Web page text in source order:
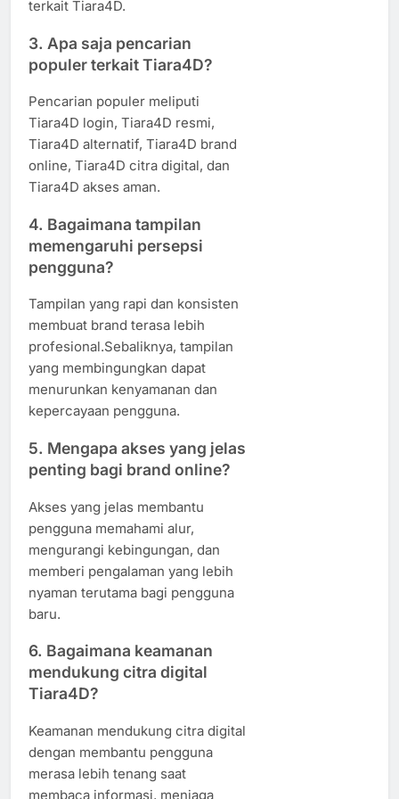
terkait Tiara4D.
3. Apa saja pencarian
populer terkait Tiara4D?
Pencarian populer meliputi
Tiara4D login, Tiara4D resmi,
Tiara4D alternatif, Tiara4D brand
online, Tiara4D citra digital, dan
Tiara4D akses aman.
4. Bagaimana tampilan
memengaruhi persepsi
pengguna?
Tampilan yang rapi dan konsisten
membuat brand terasa lebih
profesional.Sebaliknya, tampilan
yang membingungkan dapat
menurunkan kenyamanan dan
kepercayaan pengguna.
5. Mengapa akses yang jelas
penting bagi brand online?
Akses yang jelas membantu
pengguna memahami alur,
mengurangi kebingungan, dan
memberi pengalaman yang lebih
nyaman terutama bagi pengguna
baru.
6. Bagaimana keamanan
mendukung citra digital
Tiara4D?
Keamanan mendukung citra digital
dengan membantu pengguna
merasa lebih tenang saat
membaca informasi, menjaga